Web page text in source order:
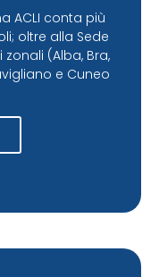
ACLI conta più
oltre alla Sede
(Alba, Bra,
e Cuneo